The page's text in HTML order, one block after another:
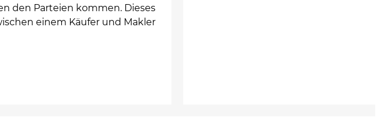
den Parteien kommen. Dieses
einem Käufer und Makler